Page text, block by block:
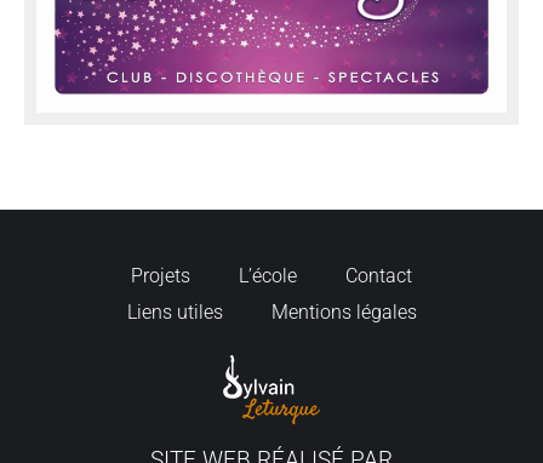
Projets L’école
Contact
Liens utiles
Mentions légales